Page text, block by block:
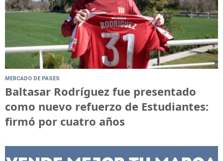
MERCADO DE PASES
Baltasar Rodríguez fue presentado
como nuevo refuerzo de Estudiantes:
firmó por cuatro años